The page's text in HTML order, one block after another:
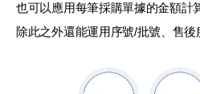
也可以應用每筆採購單據的金額計
除此之外還能運用序號/批號、售後